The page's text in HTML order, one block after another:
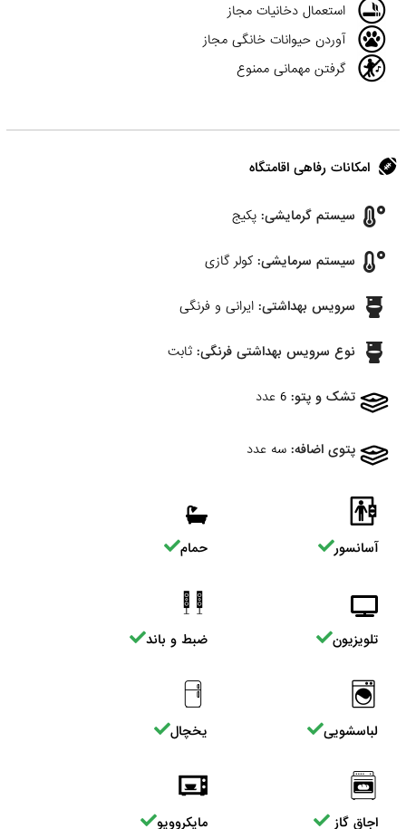
استعمال دخانیات مجاز
آوردن حیوانات خانگی مجاز
گرفتن مهمانی ممنوع
امکانات رفاهی اقامتگاه
سیستم گرمایشی: پکیج
سیستم سرمایشی: کولر گازی
سرویس بهداشتی: ایرانی و فرنگی
نوع سرویس بهداشتی فرنگی: ثابت
تشک و پتو: 6 عدد
پتوی اضافه: سه عدد
آسانسور حمام
تلویزیون ضبط و باند
لباسشویی یخچال
اجاق گاز مایکروویو